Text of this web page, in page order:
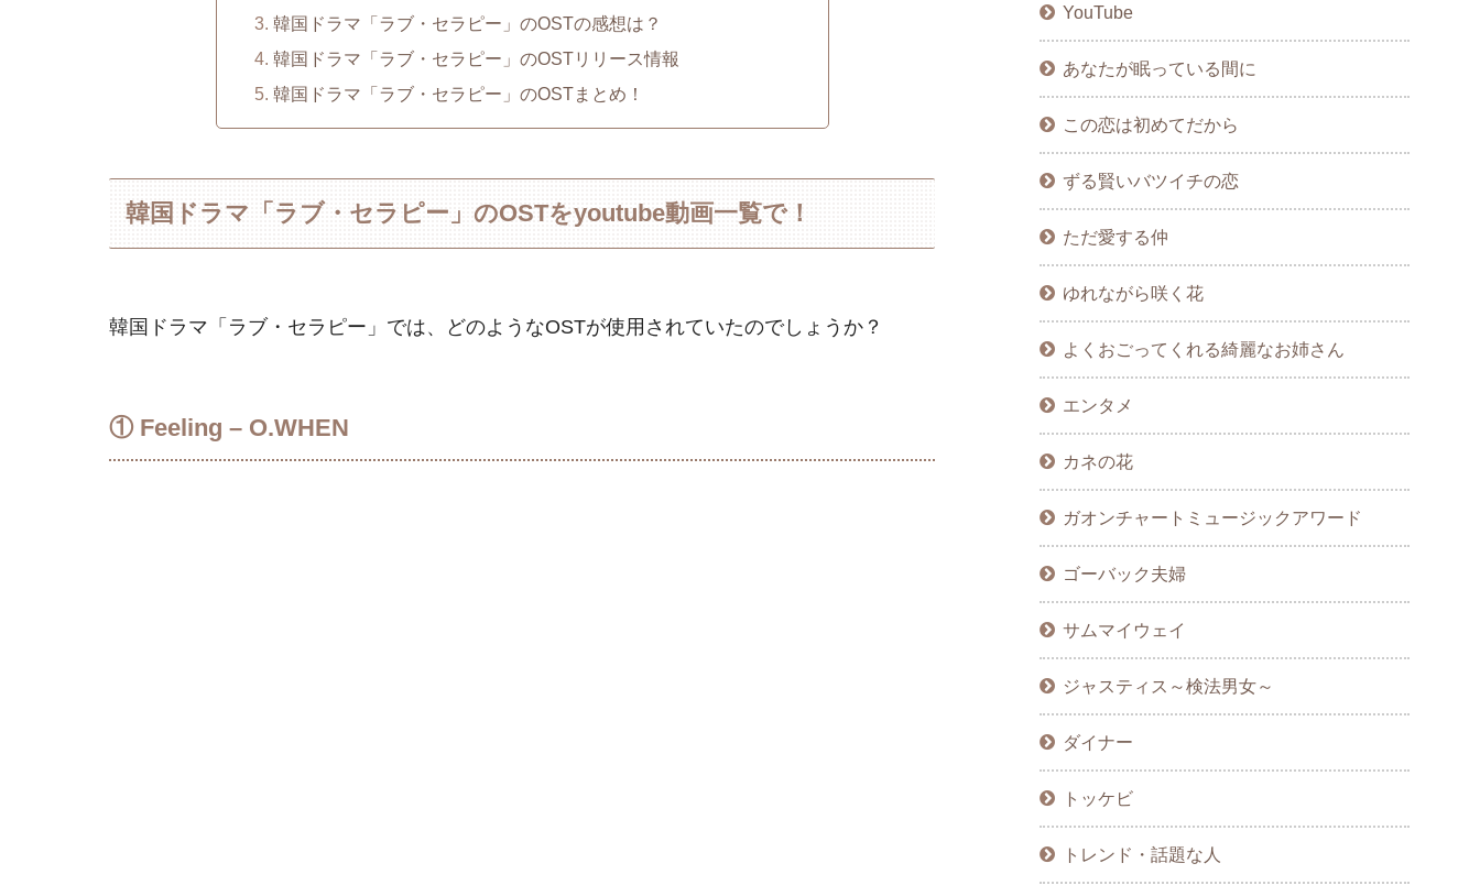
韓国ドラマ「ラブ・セラピー」のOSTの感想は？
韓国ドラマ「ラブ・セラピー」のOSTリリース情報
韓国ドラマ「ラブ・セラピー」のOSTまとめ！
韓国ドラマ「ラブ・セラピー」のOSTをyoutube動画一覧で！
韓国ドラマ「ラブ・セラピー」では、どのようなOSTが使用されていたのでしょうか？
① Feeling – O.WHEN
YouTube
あなたが眠っている間に
この恋は初めてだから
ずる賢いバツイチの恋
ただ愛する仲
ゆれながら咲く花
よくおごってくれる綺麗なお姉さん
エンタメ
カネの花
ガオンチャートミュージックアワード
ゴーバック夫婦
サムマイウェイ
ジャスティス～検法男女～
ダイナー
トッケビ
トレンド・話題な人